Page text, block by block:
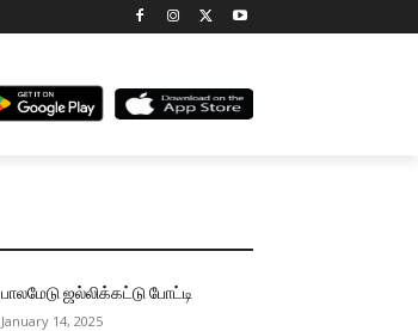
பாலமேடு ஜல்லிக்கட்டு போட்டி
January 14, 2025